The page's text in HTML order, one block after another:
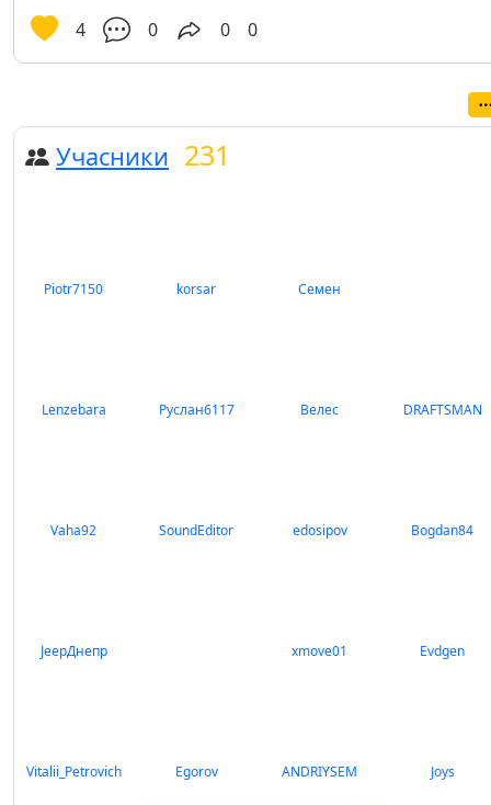
4 0 0 0
Учасники 231
Piotr7150 korsar Семен
Lenzebara Руслан6117 Велес DRAFTSMAN
Vaha92 SoundEditor edosipov Bogdan84
JeepДнепр xmove01 Evdgen
Vitalii_Petrovich Egorov ANDRIYSEM Joys